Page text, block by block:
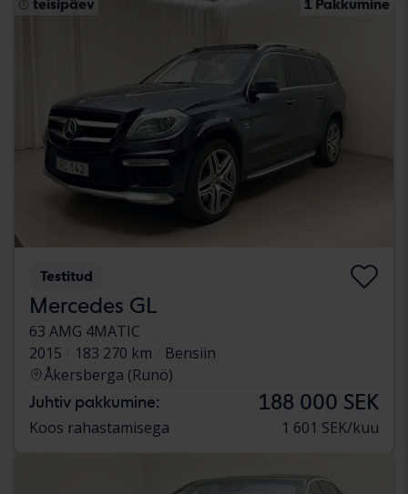
teisipäev 1 Pakkumine
Testitud
Mercedes GL
63 AMG 4MATIC
2015
183 270 km
Bensiin
Åkersberga (Runö)
Juhtiv pakkumine: 188 000 SEK
Koos rahastamisega 1 601 SEK/kuu